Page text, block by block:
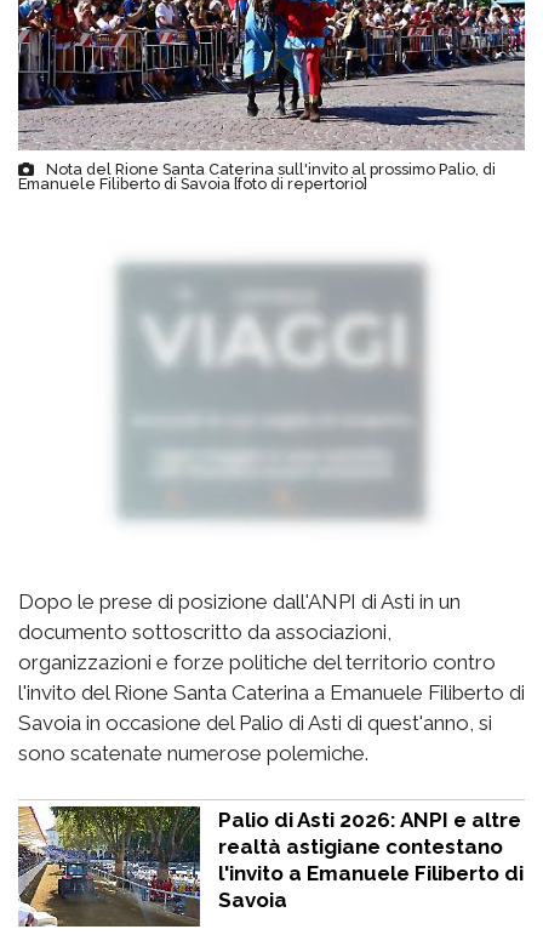
Nota del Rione Santa Caterina sull'invito al prossimo Palio, di
Emanuele Filiberto di Savoia [foto di repertorio]
Dopo le prese di posizione dall'ANPI di Asti in un
documento sottoscritto da associazioni,
organizzazioni e forze politiche del territorio contro
l'invito del Rione Santa Caterina a Emanuele Filiberto di
Savoia in occasione del Palio di Asti di quest'anno, si
sono scatenate numerose polemiche.
Palio di Asti 2026: ANPI e altre
realtà astigiane contestano
l'invito a Emanuele Filiberto di
Savoia